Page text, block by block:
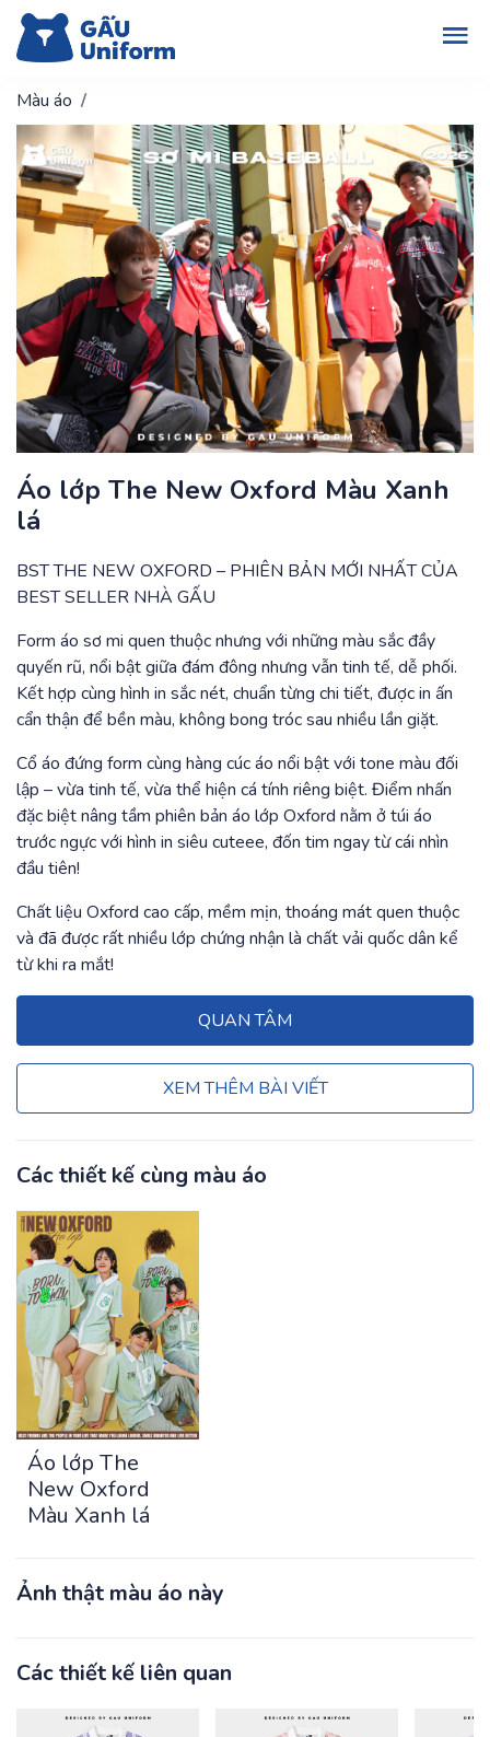
Màu áo
Áo lớp The New Oxford Màu Xanh
lá
BST THE NEW OXFORD – PHIÊN BẢN MỚI NHẤT CỦA
BEST SELLER NHÀ GẤU
Form áo sơ mi quen thuộc nhưng với những màu sắc đầy
quyến rũ, nổi bật giữa đám đông nhưng vẫn tinh tế, dễ phối.
Kết hợp cùng hình in sắc nét, chuẩn từng chi tiết, được in ấn
cẩn thận để bền màu, không bong tróc sau nhiều lần giặt.
Cổ áo đứng form cùng hàng cúc áo nổi bật với tone màu đối
lập – vừa tinh tế, vừa thể hiện cá tính riêng biệt. Điểm nhấn
đặc biệt nâng tầm phiên bản áo lớp Oxford nằm ở túi áo
trước ngực với hình in siêu cuteee, đốn tim ngay từ cái nhìn
đầu tiên!
Chất liệu Oxford cao cấp, mềm mịn, thoáng mát quen thuộc
và đã được rất nhiều lớp chứng nhận là chất vải quốc dân kể
từ khi ra mắt!
QUAN TÂM
XEM THÊM BÀI VIẾT
Các thiết kế cùng màu áo
Áo lớp The
New Oxford
Màu Xanh lá
Ảnh thật màu áo này
Các thiết kế liên quan